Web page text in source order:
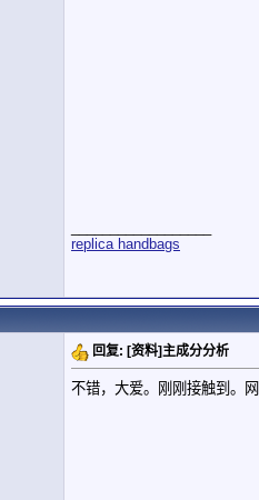
replica handbags
回复: [资料]主成分分析
不错，大爱。刚刚接触到。